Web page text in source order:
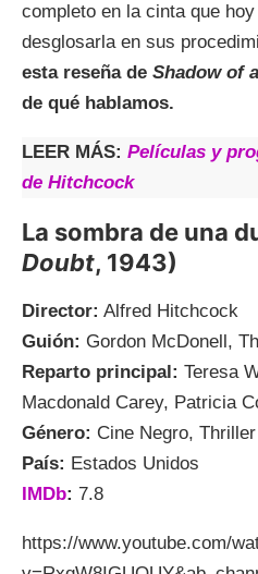
completo en la cinta que
desglosarla en sus
esta reseña de Shadow of
de qué hablamos.
LEER MÁS: Películas y
de Hitchcock
La sombra de una
Doubt, 1943)
Director: Alfred Hitchcock
Guión: Gordon McDonell,
Reparto principal: Teresa
Macdonald Carey, Patricia
Género: Cine Negro, Thriller
País: Estados Unidos
IMDb: 7.8
https://www.youtube.com/